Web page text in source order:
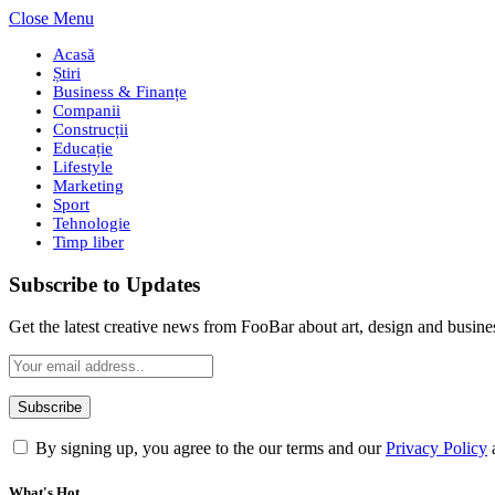
Close Menu
Acasă
Știri
Business & Finanțe
Companii
Construcții
Educație
Lifestyle
Marketing
Sport
Tehnologie
Timp liber
Subscribe to Updates
Get the latest creative news from FooBar about art, design and
By signing up, you agree to the our terms and ourPrivacy Policy